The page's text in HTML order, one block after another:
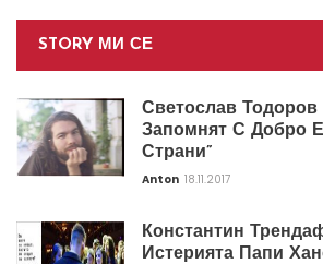
STORY МИ СЕ
Светослав Тодоров
Запомнят С Добро
Страни”
Anton 18.11.2017
Константин
Истерията Папи